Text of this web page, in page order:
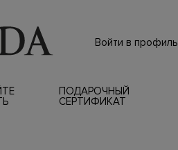
Войти в профиль
ПОДАРОЧНЫЙ
СЕРТИФИКАТ